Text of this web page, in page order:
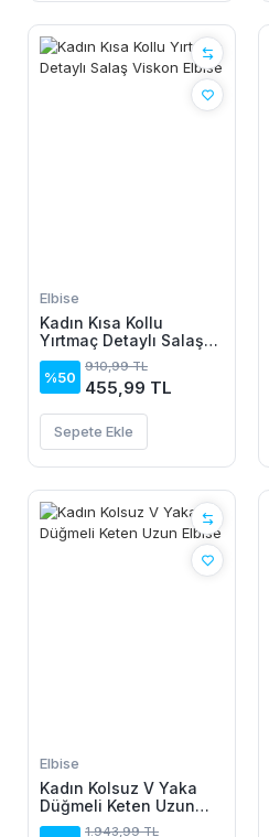
Elbise
Kadın Kısa Kollu
Yırtmaç Detaylı Salaş
Viskon Elbise
%50
910,99 TL
455,99 TL
Sepete Ekle
Elbise
Kadın Kolsuz V Yaka
Düğmeli Keten Uzun
Elbise 1.943,99 TL